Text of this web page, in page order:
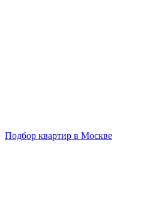
Подбор квартир в Москве